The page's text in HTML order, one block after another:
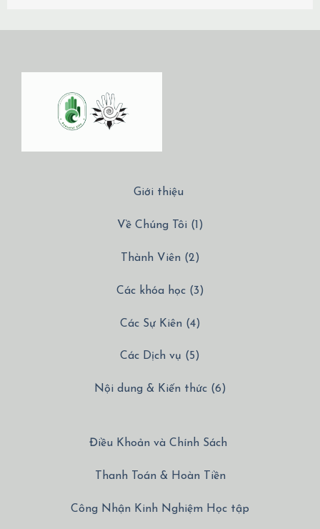
Giới thiệu
Về Chúng Tôi (1)
Thành Viên (2)
Các khóa học (3)
Các Sự Kiên (4)
Các Dịch vụ (5)
Nội dung & Kiến thức (6)
Điều Khoản và Chính Sách
Thanh Toán & Hoàn Tiền
Công Nhận Kinh Nghiệm Học tập